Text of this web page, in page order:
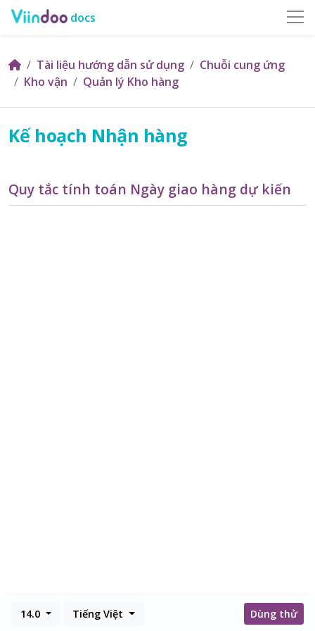
14.0 Tiếng Việt Dùng thử
docs
Tài liệu hướng dẫn sử dụng
Chuỗi cung ứng
Kho vận
Quản lý Kho hàng
Kế hoạch Nhận hàng
Quy tắc tính toán Ngày giao hàng dự kiến